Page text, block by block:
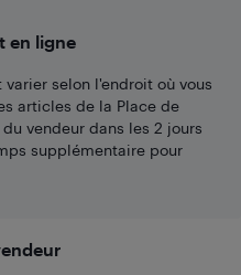
en ligne
selon l'endroit où vous
articles de la Place de
vendeur dans les 2 jours
supplémentaire pour